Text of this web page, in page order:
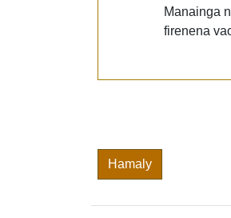
Manainga
firenena
Hamaly